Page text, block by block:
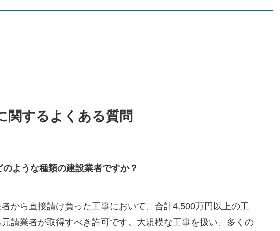
関するよくある質問
のような種類の建設業者ですか？
者から直接請け負った工事において、合計4,500万円以上の工
請業者が取得すべき許可です。大規模な工事を扱い、多くの